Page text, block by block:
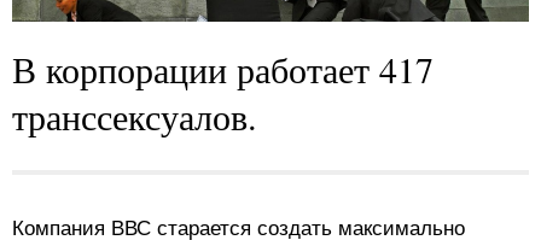
В корпорации работает 417
транссексуалов.
Компания ВВС старается создать максимально